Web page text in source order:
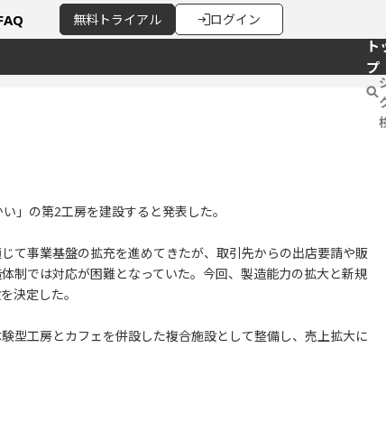
無料 トライアル ログイン
ト
プ
」の第2工房を建設すると発表した。
て事業基盤の拡充を進めてきたが、取引先からの出店要請や販
制では対応が困難となっていた。今回、製造能力の拡大と新規
決定した。
型工房とカフェを併設した複合施設として整備し、売上拡大に